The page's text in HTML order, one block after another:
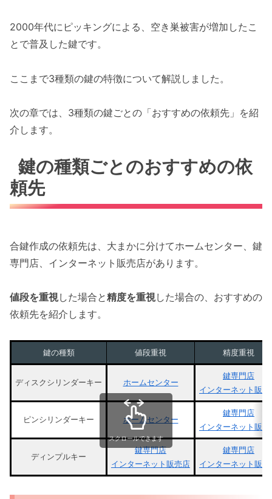
2000年代にピッキングによる、空き巣被害が増加したこ
とで普及した鍵です。
ここまで3種類の鍵の特徴について解説しました。
次の章では、3種類の鍵ごとの「おすすめの依頼先」を紹
介します。
鍵の種類ごとのおすすめの依
頼先
合鍵作成の依頼先は、大まかに分けてホームセンター、鍵
専門店、インターネット販売店があります。
値段を重視した場合と精度を重視した場合の、おすすめの
依頼先を紹介します。
鍵の種類 値段重視 精度重視
ディスクシリンダーキー ホームセンター
鍵専門店
インターネット販売
ピンシリンダーキー ホームセンター
鍵専門店
インターネット販売
ディンプルキー
鍵専門店
インターネット販売店
鍵専門店
インターネット販売
スクロールできます